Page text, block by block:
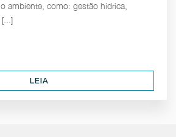
ambiente, como: gestão hídrica,
LEIA